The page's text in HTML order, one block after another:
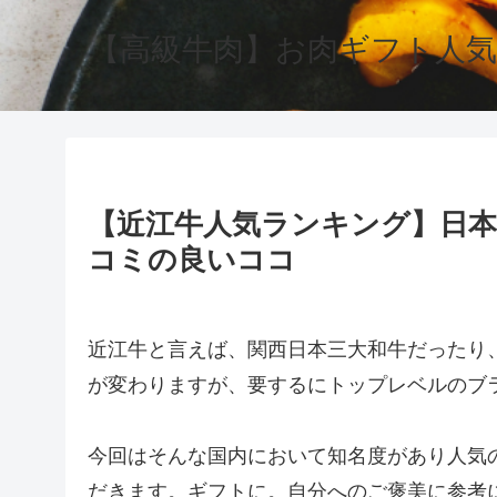
【高級牛肉】お肉ギフト人
【近江牛人気ランキング】日
コミの良いココ
近江牛と言えば、関西日本三大和牛だった
が変わりますが、要するにトップレベルの
今回はそんな国内において知名度があり人
だきます。ギフトに。自分へのご褒美に参